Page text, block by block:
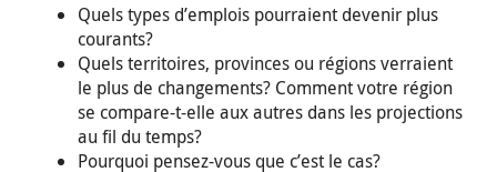
Quels types d’emplois pourraient devenir plus
courants?
Quels territoires, provinces ou régions verraient
le plus de changements? Comment votre région
se compare-t-elle aux autres dans les projections
au fil du temps?
Pourquoi pensez-vous que c’est le cas?